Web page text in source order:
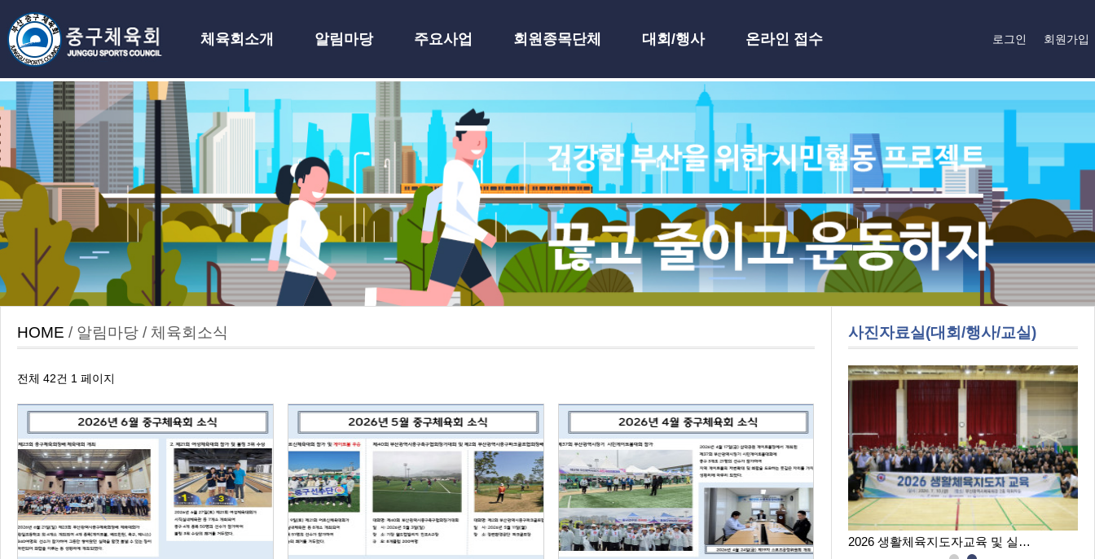
체육회소개 알림마당 주요사업 회원종목단체 대회/행사
온라인 접수
하위분류
로그인 회원가입
HOME / 알림마당 / 체육회소식
전체 42건 1 페이지
사진자료실(대회/행사/교실)
2026 주5일제생활체육실천광장(… 2026 생활체육지도자교육 및 실… 2026 주5일제생활체육실천광장(… 2026 생활체육지도자교육 및 실…